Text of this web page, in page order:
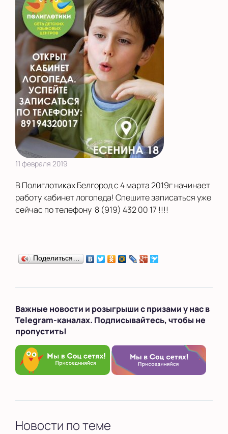
11 февраля 2019
В Полиглотиках Белгород с 4 марта 2019г начинает
работу кабинет логопеда! Спешите записаться уже
сейчас по телефону 8 (919) 432 00 17 !!!!
Поделиться…
Важные новости и розыгрыши с призами у нас в
Telegram-каналах. Подписывайтесь, чтобы не
пропустить!
Новости по теме